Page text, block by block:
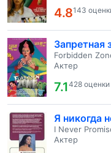
4.8143
Запретная
Forbidden
Актер
7.1428 оценки
Я никогда
I Never
Актер